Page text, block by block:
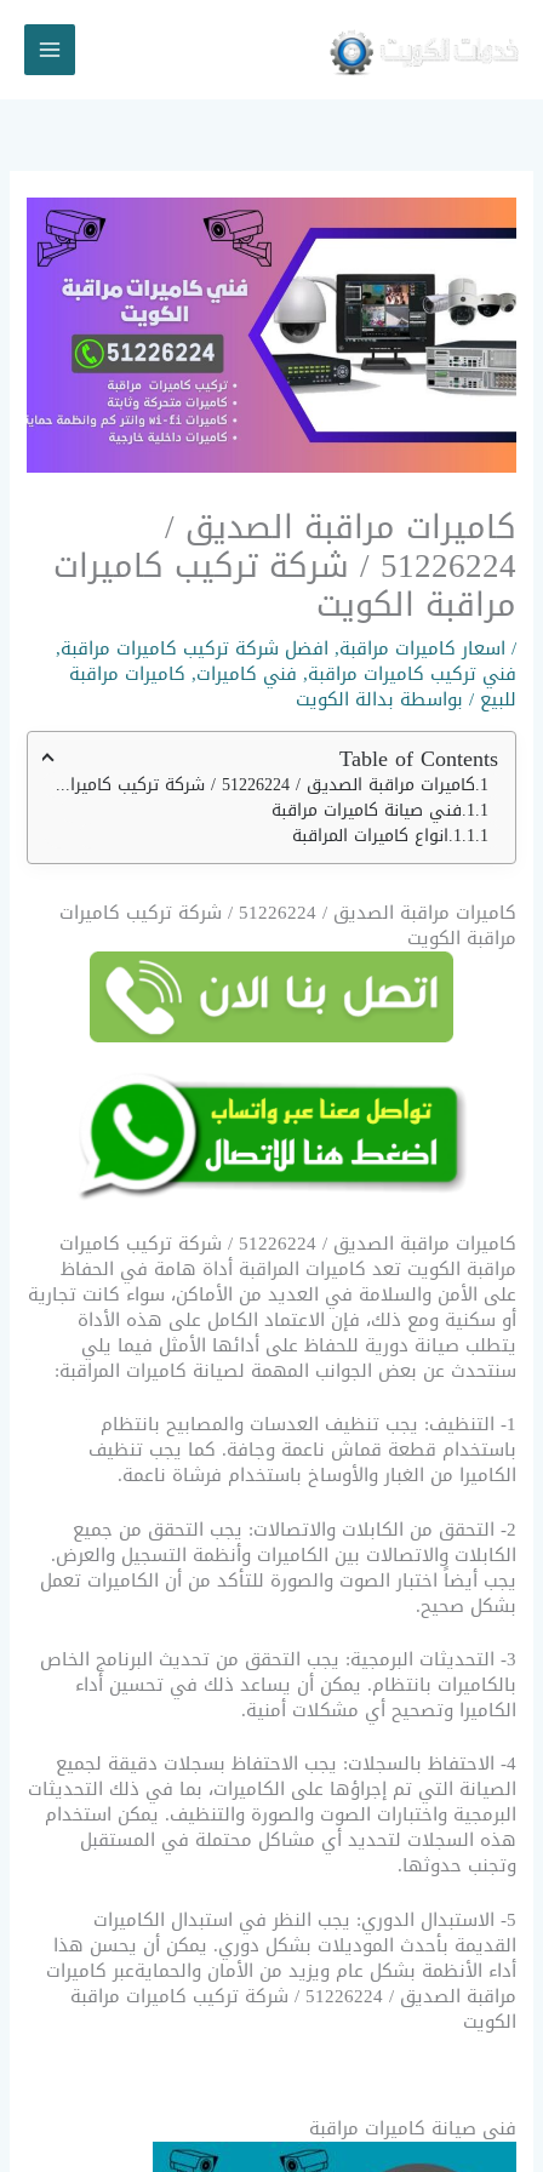
المحتوى
كاميرات مراقبة الصديق /
51226224 / شركة تركيب كاميرات
مراقبة الكويت
/ اسعار كاميرات مراقبة, افضل شركة تركيب كاميرات مراقبة,
فني تركيب كاميرات مراقبة, فني كاميرات, كاميرات مراقبة
للبيع / بواسطة بدالة الكويت
Table of Contents
كاميرات مراقبة الصديق / 51226224 / شركة تركيب كاميرات مراقبة الكويت
فني صيانة كاميرات مراقبة
انواع كاميرات المراقبة
كاميرات مراقبة الصديق / 51226224 / شركة تركيب كاميرات
مراقبة الكويت
كاميرات مراقبة الصديق / 51226224 / شركة تركيب كاميرات
مراقبة الكويت تعد كاميرات المراقبة أداة هامة في الحفاظ
على الأمن والسلامة في العديد من الأماكن، سواء كانت تجارية
أو سكنية ومع ذلك، فإن الاعتماد الكامل على هذه الأداة
يتطلب صيانة دورية للحفاظ على أدائها الأمثل فيما يلي
سنتحدث عن بعض الجوانب المهمة لصيانة كاميرات المراقبة:
1- التنظيف: يجب تنظيف العدسات والمصابيح بانتظام
باستخدام قطعة قماش ناعمة وجافة. كما يجب تنظيف
الكاميرا من الغبار والأوساخ باستخدام فرشاة ناعمة.
2- التحقق من الكابلات والاتصالات: يجب التحقق من جميع
الكابلات والاتصالات بين الكاميرات وأنظمة التسجيل والعرض.
يجب أيضاً اختبار الصوت والصورة للتأكد من أن الكاميرات تعمل
بشكل صحيح.
3- التحديثات البرمجية: يجب التحقق من تحديث البرنامج الخاص
بالكاميرات بانتظام. يمكن أن يساعد ذلك في تحسين أداء
الكاميرا وتصحيح أي مشكلات أمنية.
4- الاحتفاظ بالسجلات: يجب الاحتفاظ بسجلات دقيقة لجميع
الصيانة التي تم إجراؤها على الكاميرات، بما في ذلك التحديثات
البرمجية واختبارات الصوت والصورة والتنظيف. يمكن استخدام
هذه السجلات لتحديد أي مشاكل محتملة في المستقبل
وتجنب حدوثها.
5- الاستبدال الدوري: يجب النظر في استبدال الكاميرات
القديمة بأحدث الموديلات بشكل دوري. يمكن أن يحسن هذا
أداء الأنظمة بشكل عام ويزيد من الأمان والحمايةعبر كاميرات
مراقبة الصديق / 51226224 / شركة تركيب كاميرات مراقبة
الكويت
فني صيانة كاميرات مراقبة